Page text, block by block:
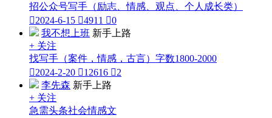
招公众号写手（励志、情感、观点、个人成长类）
2024-6-15 4911 0
我不想上班 新手上路
+ 关注
找写手（案件，情感，古言）字数1800-2000
2024-2-20 12616 2
李先森 新手上路
+ 关注
急需头条社会情感文